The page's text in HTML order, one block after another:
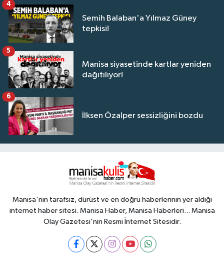
Semih Balaban'a Yılmaz Güney
tepkisi!
4
Manisa siyasetinde kartlar yeniden
dağıtılıyor!
5
İlksen Özalper sessizliğini bozdu
6
Manisa'nın tarafsız, dürüst ve en doğru haberlerinin yer aldığı
internet haber sitesi. Manisa Haber, Manisa Haberleri... Manisa
Olay Gazetesi'nin Resmi İnternet Sitesidir.